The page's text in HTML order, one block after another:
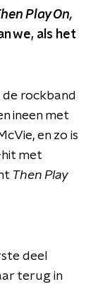
Play On,
we, als het
de rockband
ineen met
en zo is
hit met
Then Play
deel
terug in